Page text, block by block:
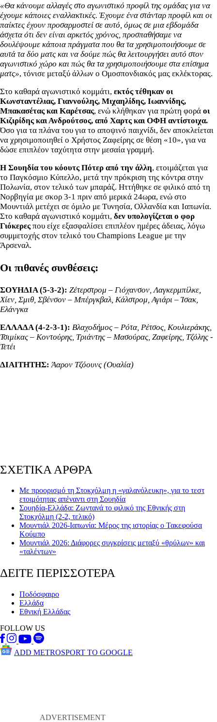
«Θα κάνουμε αλλαγές στο αγωνιστικό προφίλ της ομάδας για να
έχουμε κάποιες εναλλακτικές. Έχουμε ένα στάνταρ προφίλ και οι
παίκτες έχουν προσαρμοστεί σε αυτό, όμως σε μια εβδομάδα
άσχετα ότι δεν είναι αρκετός χρόνος, προσπαθήσαμε να
δουλέψουμε κάποια πράγματα που θα τα χρησιμοποιήσουμε σε
αυτά τα δύο ματς και να δούμε πώς θα λειτουργήσει αυτό στον
αγωνιστικό χώρο και πώς θα τα χρησιμοποιήσουμε στα επίσημα
ματς», τόνισε μεταξύ άλλων ο Ομοσπονδιακός μας εκλέκτορας.
Στο καθαρά αγωνιστικό κομμάτι, εκτός τέθηκαν οι
Κωνσταντέλιας, Γιαννούλης, Μιχαηλίδης, Ιωαννίδης,
Μπακασέτας και Καρέτσας, ενώ κλήθηκαν για πρώτη φορά οι
Κιζιρίδης και Ανδρούτσος, από Χαρτς και ΟΦΗ αντίστοιχα.
Όσο για τα πλάνα του για το αποψινό παιχνίδι, δεν αποκλείεται
να χρησιμοποιηθεί ο Χρήστος Ζαφείρης σε θέση «10», για να
δώσε επιπλέον ταχύτητα στην μεσαία γραμμή.
Η Σουηδία του κόουτς Πότερ από την άλλη, ετοιμάζεται για
το Παγκόσμιο Κύπελλο, μετά την πρόκριση της κόντρα στην
Πολωνία, στον τελικό των μπαράζ. Ηττήθηκε σε φιλικό από τη
Νορβηγία με σκορ 3-1 πριν από μερικά 24ωρα, ενώ στο
Μουντιάλ μετέχει σε όμιλο με Τυνησία, Ολλανδία και Ιαπωνία.
Στο καθαρά αγωνιστικό κομμάτι, δεν υπολογίζεται ο φορ
Γιόκερεςπου είχε εξασφαλίσει επιπλέον ημέρες άδειας, λόγω
συμμετοχής στον τελικό του Champions League με την
Άρσεναλ.
Οι πιθανές συνθέσεις:
ΣΟΥΗΔΙΑ (5-3-2): Ζέτερστρομ – Γιόχανσον, Λαγκερμπίλκε,
Χίεν, Σμιθ, Σβένσον – Μπέργκβαλ, Κάλστρομ, Αγιάρι – Ίσακ,
Ελάνγκα
ΕΛΛΑΔΑ (4-2-3-1): Βλαχοδήμος – Ρότα, Ρέτσος, Κουλιεράκης,
Τσιμίκας – Κοντούρης, Τριάντης – Μασούρας, Ζαφείρης, Τζόλης -
Τετέι
ΔΙΑΙΤΗΤΗΣ: Άαρον Τζόουνς (Ουαλία)
ΣΧΕΤΙΚΑ ΑΡΘΡΑ
Με προορισμό τη Στοκχόλμη η «γαλανόλευκη», για το τεστ
ετοιμότητας απέναντι στη Σουηδία
Σουηδία-Ελλάδα: Ζωντανά το φιλικό της Εθνικής στη
Στοκχόλμη (2-2, τελικό)
Μουντιάλ 2026-Ιαπωνία: Μέρος της ιστορίας ο Τακεφούσα
Κούμπο
Μουντιάλ 2026: Διάφορες συγκρίσεις μεταξύ «θρύλων» και
«ταλέντων»
ΔΕΙΤΕ ΠΕΡΙΣΣΟΤΕΡΑ
Ποδόσφαιρο
Ελλάδα
Εθνική Ελλάδας
FOLLOW US
ADD METROSPORT TO GOOGLE